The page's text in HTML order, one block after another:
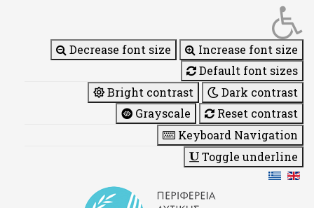
Decrease font size
Increase font size
Default font sizes
Bright contrast
Dark contrast
Grayscale
Reset contrast
Keyboard Navigation
Toggle underline